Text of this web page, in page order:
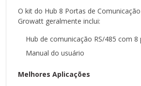
As especificações técnicas podem
modelo do hub, mas geralmente
Protocolo de comunicação: RS/485
Portas: 8 portas
Tensão de operação: 125V
Corrente de operação: 1,5A
O kit do Hub 8 Portas de
Growatt geralmente inclui:
Hub de comunicação RS/485 com 8
Manual do usuário
Melhores Aplicações